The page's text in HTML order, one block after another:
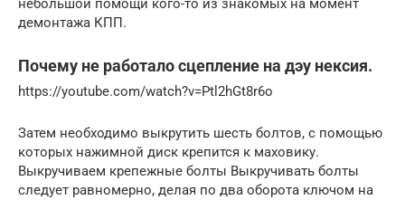
небольшой помощи кого-то из знакомых на момент
демонтажа КПП.
Почему не работало сцепление на дэу нексия.
https://youtube.com/watch?v=Ptl2hGt8r6o
Затем необходимо выкрутить шесть болтов, с помощью
которых нажимной диск крепится к маховику.
Выкручиваем крепежные болты Выкручивать болты
следует равномерно, делая по два оборота ключом на